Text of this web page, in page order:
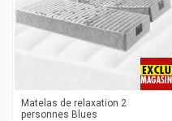
Matelas de relaxation 2
personnes Blues